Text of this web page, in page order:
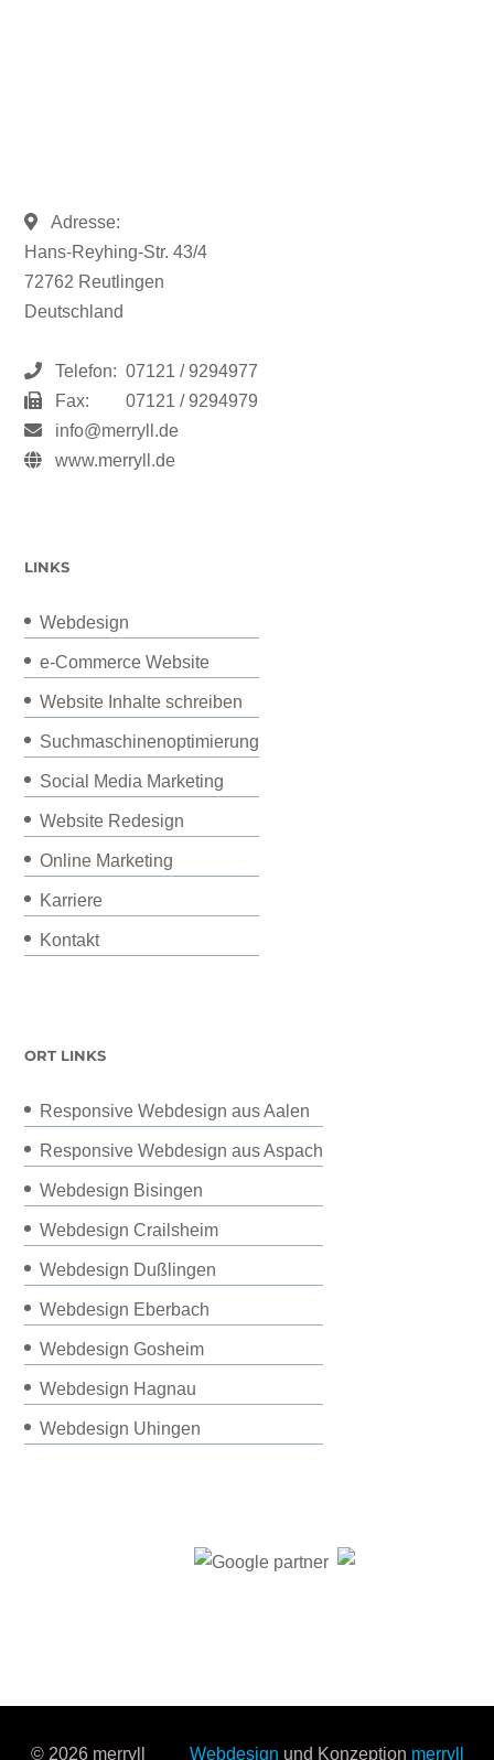
Adresse:
Hans-Reyhing-Str. 43/4
72762 Reutlingen
Deutschland
Telefon: 07121 / 9294977
Fax:
07121 / 9294979
info@merryll.de
www.merryll.de
LINKS
Webdesign
e-Commerce Website
Website Inhalte schreiben
Suchmaschinenoptimierung
Social Media Marketing
Website Redesign
Online Marketing
Karriere
Kontakt
ORT LINKS
Responsive Webdesign aus Aalen
Responsive Webdesign aus Aspach
Webdesign Bisingen
Webdesign Crailsheim
Webdesign Dußlingen
Webdesign Eberbach
Webdesign Gosheim
Webdesign Hagnau
Webdesign Uhingen
© 2026 merryll Webdesign und Konzeption merryll